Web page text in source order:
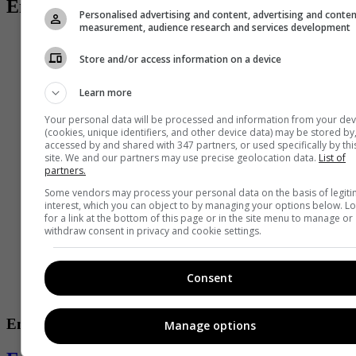
Entradas relacionadas
Entretenimiento
Personalised advertising and content, advertising and
measurement, audience research and services development
Store and/or access information on a device
Learn more
Your personal data will be processed and information from your
(cookies, unique identifiers, and other device data) may be stored by,
accessed by and shared with 347 partners, or used specifically by
site. We and our partners may use precise geolocation data. List of
partners.
Some vendors may process your personal data on the basis of
interest, which you can object to by managing your options below.
for a link at the bottom of this page or in the site menu to manage or
withdraw consent in privacy and cookie settings.
Consent
Manage options